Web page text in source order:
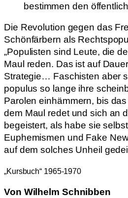
bestimmen den
Die Revolution gegen das
Schönfärbern als
„Populisten sind Leute, die
Maul reden. Das ist auf
Strategie… Faschisten aber
populus so lange ihre
Parolen einhämmern, bis
dem Maul redet und sich an
begeistert, als habe sie
Euphemismen und Fake
auf dem solches Unheil
„Kursbuch“ 1965-1970
Von Wilhelm Schnibben